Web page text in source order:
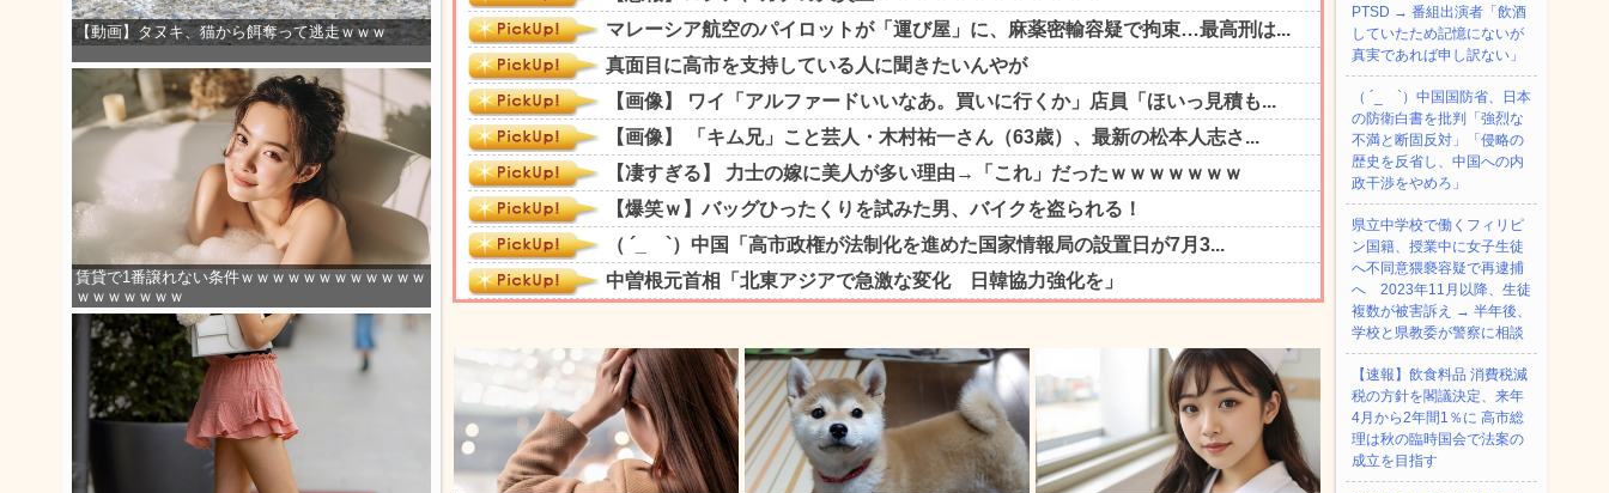
【動画】タヌキ、猫から餌奪って逃走ｗｗｗ
賃貸で1番譲れない条件ｗｗｗｗｗｗｗｗｗｗｗｗ
ｗｗｗｗｗｗｗ
PTSD → 番組出演者「飲酒
していたため記憶にないが
真実であれば申し訳ない」
（ ´_ゝ`）中国国防省、日本
の防衛白書を批判「強烈な
不満と断固反対」「侵略の
歴史を反省し、中国への内
政干渉をやめろ」
県立中学校で働くフィリピ
ン国籍、授業中に女子生徒
へ不同意猥褻容疑で再逮捕
へ 2023年11月以降、生徒
複数が被害訴え → 半年後、
学校と県教委が警察に相談
【速報】飲食料品 消費税減
税の方針を閣議決定、来年
4月から2年間1％に 高市総
理は秋の臨時国会で法案の
成立を目指す